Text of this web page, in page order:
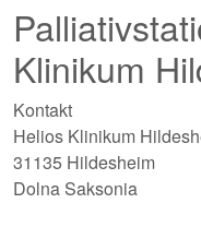
Klinikum
Kontakt
Helios Klinikum
31135 Hildesheim
Dolna Saksonia